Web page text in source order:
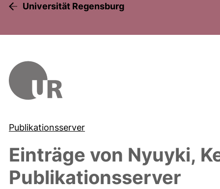
Universität Regensburg
Publikationsserver
Einträge von Nyuyki,
Publikationsserver